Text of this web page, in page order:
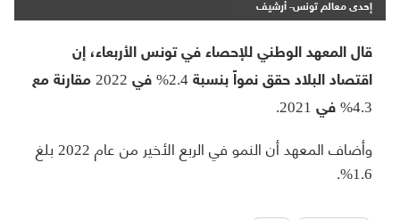
إحدى معالم تونس- أرشيف
قال المعهد الوطني للإحصاء في تونس الأربعاء، إن
اقتصاد البلاد حقق نمواً بنسبة 2.4% في 2022 مقارنة مع
4.3% في 2021.
وأضاف المعهد أن النمو في الربع الأخير من عام 2022 بلغ
1.6%.